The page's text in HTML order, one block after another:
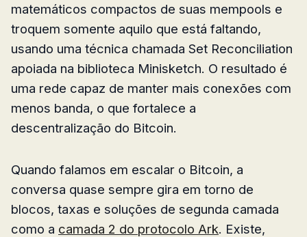
matemáticos compactos de suas mempools e
troquem somente aquilo que está faltando,
usando uma técnica chamada Set Reconciliation
apoiada na biblioteca Minisketch. O resultado é
uma rede capaz de manter mais conexões com
menos banda, o que fortalece a
descentralização do Bitcoin.
Quando falamos em escalar o Bitcoin, a
conversa quase sempre gira em torno de
blocos, taxas e soluções de segunda camada
como a camada 2 do protocolo Ark. Existe,